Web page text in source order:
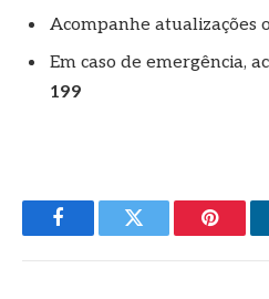
Acompanhe atualizações
Em caso de emergência,
199
FacebookTwitter